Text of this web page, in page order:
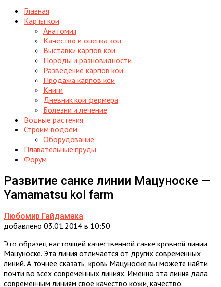
Главная
Карпы кои
Анатомия
Качество и оценка кои
Выставки карпов кои
Породы и разновидности
Разведение карпов кои
Продажа карпов кои
Книги
Дневник кои фермера
Болезни и лечение
Водные растения
Строим водоем
Оборудование
Плавательные пруды
Форум
Развитие санке линии Мацуноске —
Yamamatsu koi farm
Любомир Гайдамака
добавлено 03.01.2014 в 10:50
Это образец настоящей качественной санке кровной линии
Мацуноске. Эта линия отличается от других современных
линий. А точнее сказать, кровь Мацуноске вы можете найти
почти во всех современных линиях. Именно эта линия дала
современным линиям свое качество кожи, качество